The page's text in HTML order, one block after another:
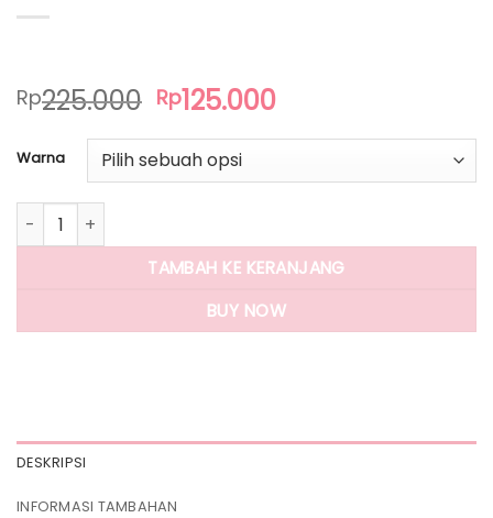
Rp225.000 Harga
adalah:
Rp225.000.
Rp125.000Harga
adalah:
Warna
Kuantitas Panlandwoo - Anting Tusuk Titanium Wanita Lacy
TAMBAH KE KERANJANG
BUY NOW
DESKRIPSI
INFORMASI TAMBAHAN